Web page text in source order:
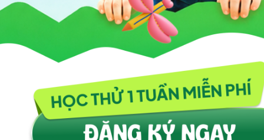
Gửi thông tin
Tính năng đang được xây dựng, sẽ sớm ra mắt!
Tiếp tục khám phá